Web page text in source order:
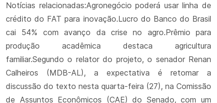
Notícias relacionadas:Agronegócio poderá usar linha de
crédito do FAT para inovação.Lucro do Banco do Brasil
cai 54% com avanço da crise no agro.Prêmio para
produção acadêmica destaca agricultura
familiar.Segundo o relator do projeto, o senador Renan
Calheiros (MDB-AL), a expectativa é retomar a
discussão do texto nesta quarta-feira (27), na Comissão
de Assuntos Econômicos (CAE) do Senado, com um